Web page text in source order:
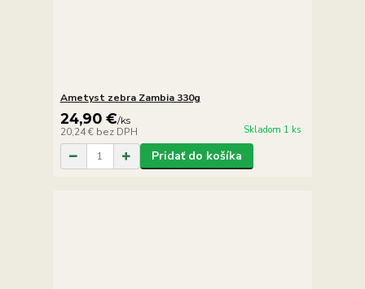
Ametyst zebra Zambia 330g
24,90 €/ks
20,24 € bez DPH Skladom 1 ks
Pridať do košíka